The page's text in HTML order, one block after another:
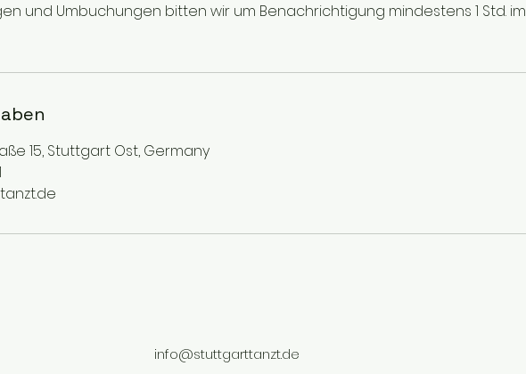
und Umbuchungen bitten wir um Benachrichtigung mindestens 1 Std. im
15, Stuttgart Ost, Germany
info@stuttgarttanzt.de